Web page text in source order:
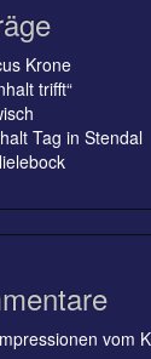
Krone
trifft“
Tag in Stendal
vom